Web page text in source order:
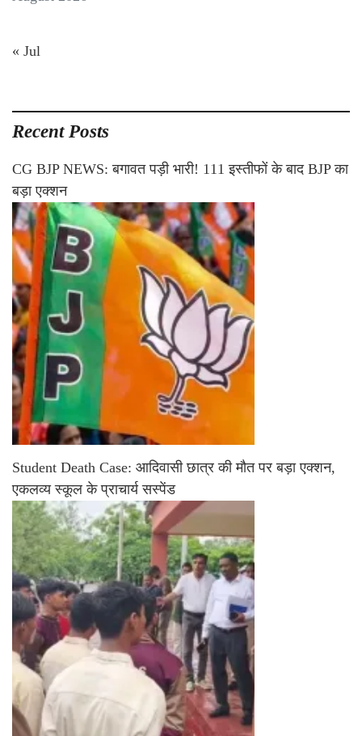
« Jul
Recent Posts
CG BJP NEWS: बगावत पड़ी भारी! 111 इस्तीफों के बाद BJP का
बड़ा एक्शन
Student Death Case: आदिवासी छात्र की मौत पर बड़ा एक्शन,
एकलव्य स्कूल के प्राचार्य सस्पेंड